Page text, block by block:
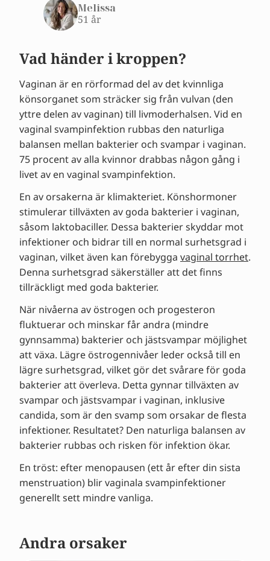
Melissa
51 år
Vad händer i kroppen?
Vaginan är en rörformad del av det kvinnliga
könsorganet som sträcker sig från vulvan (den
yttre delen av vaginan) till livmoderhalsen. Vid en
vaginal svampinfektion rubbas den naturliga
balansen mellan bakterier och svampar i vaginan.
75 procent av alla kvinnor drabbas någon gång i
livet av en vaginal svampinfektion.
En av orsakerna är klimakteriet. Könshormoner
stimulerar tillväxten av goda bakterier i vaginan,
såsom laktobaciller. Dessa bakterier skyddar mot
infektioner och bidrar till en normal surhetsgrad i
vaginan, vilket även kan förebygga vaginal torrhet.
Denna surhetsgrad säkerställer att det finns
tillräckligt med goda bakterier.
När nivåerna av östrogen och progesteron
fluktuerar och minskar får andra (mindre
gynnsamma) bakterier och jästsvampar möjlighet
att växa. Lägre östrogennivåer leder också till en
lägre surhetsgrad, vilket gör det svårare för goda
bakterier att överleva. Detta gynnar tillväxten av
svampar och jästsvampar i vaginan, inklusive
candida, som är den svamp som orsakar de flesta
infektioner. Resultatet? Den naturliga balansen av
bakterier rubbas och risken för infektion ökar.
En tröst: efter menopausen (ett år efter din sista
menstruation) blir vaginala svampinfektioner
generellt sett mindre vanliga.
Andra orsaker